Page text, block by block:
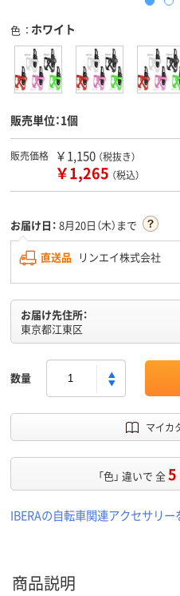
色 ホワイト
販売単位：1個
販売価格 ￥1,150 （税抜き）
￥1,265 （税込）
お届け日： 8月20日（木）まで
直送品 リンエイ株式会社
お届け先住所：
東京都江東区
数量
マイカ
「色」 違いで 全5
IBERAの自転車関連アクセサリー
商品説明